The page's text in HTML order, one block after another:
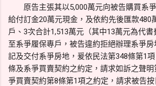
原告主張其以5,000萬元向被告購買系爭
給付訂金20萬元現金，及依約先後匯款480
戶、3次合計1,513萬元（其中13萬元為代書
至系爭履保專戶，被告違約拒絕辦理系爭
記及交付系爭房地，爰依民法第348條第1
條及系爭買賣契約之約定，請求如訴之聲
爭買賣契約第8條第1項之約定，請求被告